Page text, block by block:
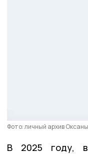
Фото: личный архив
В 2025 году,